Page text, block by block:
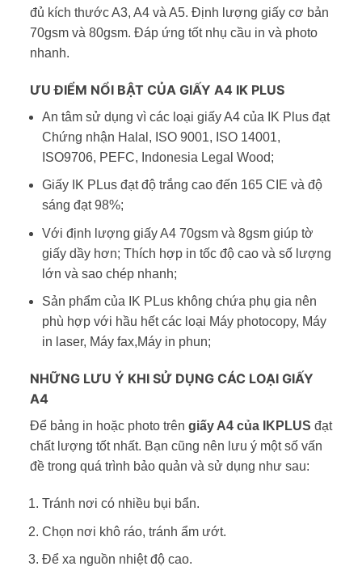
đủ kích thước A3, A4 và A5. Định lượng giấy cơ bản
70gsm và 80gsm. Đáp ứng tốt nhụ cầu in và photo
nhanh.
ƯU ĐIỂM NỔI BẬT CỦA GIẤY A4 IK PLUS
An tâm sử dụng vì các loại giấy A4 của IK Plus đạt
Chứng nhận Halal, ISO 9001, ISO 14001,
ISO9706, PEFC, Indonesia Legal Wood;
Giấy IK PLus đạt độ trắng cao đến 165 CIE và độ
sáng đạt 98%;
Với định lượng giấy A4 70gsm và 8gsm giúp tờ
giấy dầy hơn; Thích hợp in tốc độ cao và số lượng
lớn và sao chép nhanh;
Sản phẩm của IK PLus không chứa phụ gia nên
phù hợp với hầu hết các loại Máy photocopy, Máy
in laser, Máy fax,Máy in phun;
NHỮNG LƯU Ý KHI SỬ DỤNG CÁC LOẠI GIẤY
A4
Để bảng in hoặc photo trên giấy A4 của IKPLUS đạt
chất lượng tốt nhất. Bạn cũng nên lưu ý một số vấn
đề trong quá trình bảo quản và sử dụng như sau:
Tránh nơi có nhiều bụi bẩn.
Chọn nơi khô ráo, tránh ẩm ướt.
Để xa nguồn nhiệt độ cao.